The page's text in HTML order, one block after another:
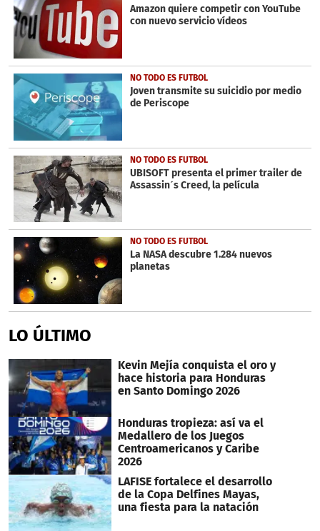
Amazon quiere competir con YouTube
con nuevo servicio vídeos
NO TODO ES FUTBOL
Joven transmite su suicidio por medio
de Periscope
NO TODO ES FUTBOL
UBISOFT presenta el primer trailer de
Assassin´s Creed, la película
NO TODO ES FUTBOL
La NASA descubre 1.284 nuevos
planetas
LO ÚLTIMO
Kevin Mejía conquista el oro y
hace historia para Honduras
en Santo Domingo 2026
Honduras tropieza: así va el
Medallero de los Juegos
Centroamericanos y Caribe
2026
LAFISE fortalece el desarrollo
de la Copa Delfines Mayas,
una fiesta para la natación